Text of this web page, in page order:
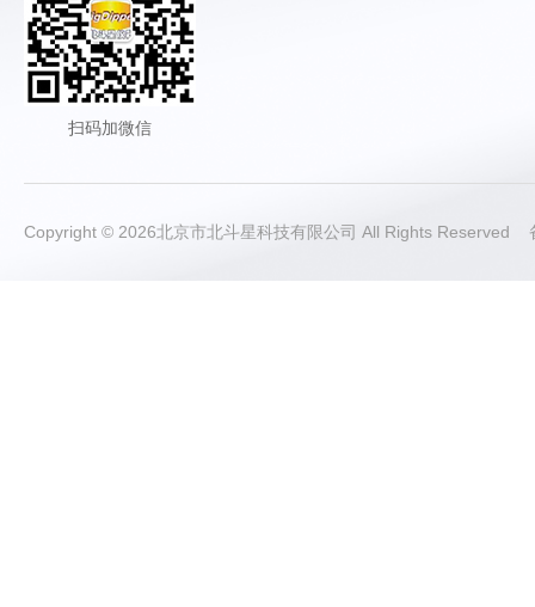
扫码加微信
Copyright © 2026北京市北斗星科技有限公司 All Rights Reserved